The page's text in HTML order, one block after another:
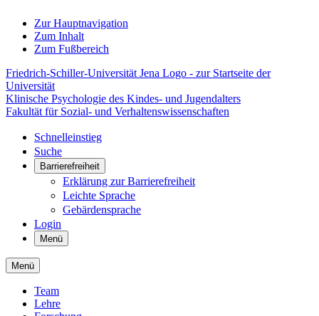
Zur Hauptnavigation
Zum Inhalt
Zum Fußbereich
Friedrich-Schiller-Universität Jena Logo - zur Startseite der
Universität
Klinische Psychologie des Kindes- und Jugendalters
Fakultät für Sozial- und Verhaltenswissenschaften
Schnelleinstieg
Suche
Barrierefreiheit
Erklärung zur Barrierefreiheit
Leichte Sprache
Gebärdensprache
Login
Menü
Menü
Team
Lehre